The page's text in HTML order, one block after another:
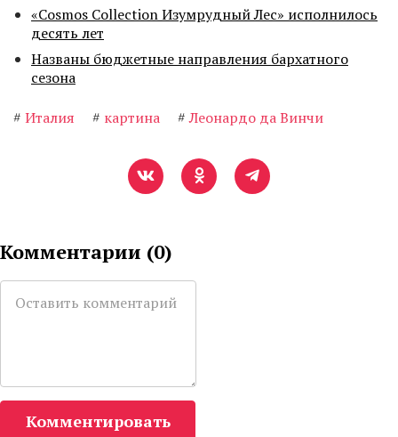
«Cosmos Collection Изумрудный Лес» исполнилось
десять лет
Названы бюджетные направления бархатного
сезона
# Италия # картина # Леонардо да Винчи
Комментарии (0)
Комментировать